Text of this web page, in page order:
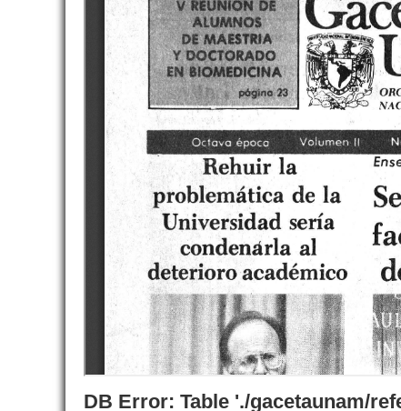
DB Error: Table './gacetaunam/